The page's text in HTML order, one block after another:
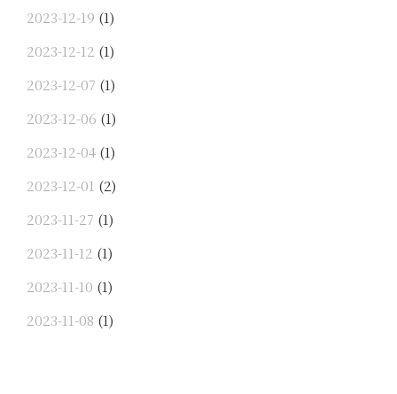
2023-12-19 (1)
2023-12-12 (1)
2023-12-07 (1)
2023-12-06 (1)
2023-12-04 (1)
2023-12-01 (2)
2023-11-27 (1)
2023-11-12 (1)
2023-11-10 (1)
2023-11-08 (1)